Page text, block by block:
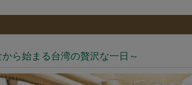
から始まる台湾の贅沢な一日～